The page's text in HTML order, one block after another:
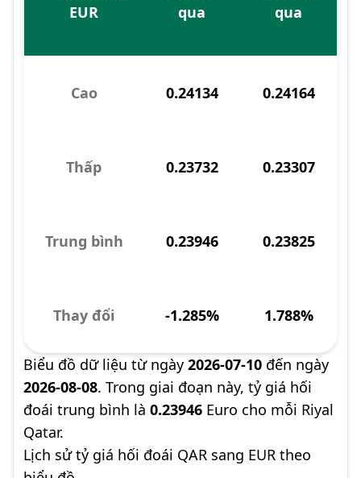
EUR
qua
qua
Cao 0.24134 0.24164
Thấp 0.23732 0.23307
Trung bình 0.23946 0.23825
Thay đổi -1.285% 1.788%
Biểu đồ dữ liệu từ ngày 2026-07-10 đến ngày
2026-08-08. Trong giai đoạn này, tỷ giá hối
đoái trung bình là 0.23946 Euro cho mỗi Riyal
Qatar.
Lịch sử tỷ giá hối đoái QAR sang EUR theo